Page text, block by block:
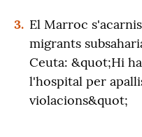
3. El Marroc
migrants
Ceuta: &quot;Hi
l'hospital per
violacions&quot;